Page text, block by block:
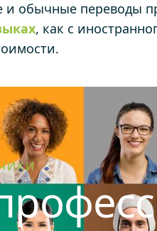
и обычные переводы
, как с